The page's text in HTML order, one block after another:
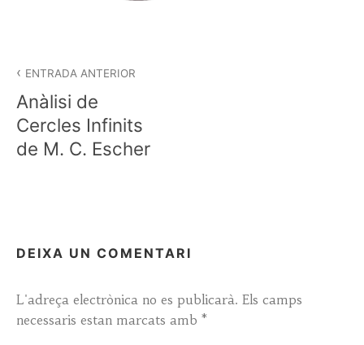
d'entrades
ENTRADA ANTERIOR
Anàlisi de
Cercles Infinits
de M. C. Escher
DEIXA UN COMENTARI
L'adreça electrònica no es publicarà. Els camps
necessaris estan marcats amb *